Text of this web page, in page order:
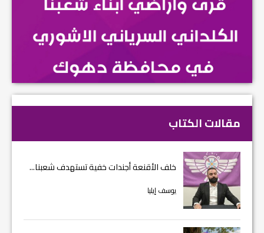
مقالات الكتاب
خلف الأقنعة أجندات خفية تستهدف شعبنا...
يوسف إيليا